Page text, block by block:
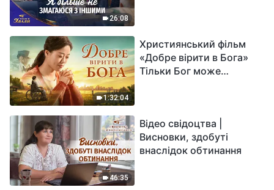
26:08
1:32:04
Християнський фільм
«Добре вірити в Бога»
Тільки Бог може
46:35
Відео свідоцтва |
Висновки, здобуті
внаслідок обтинання